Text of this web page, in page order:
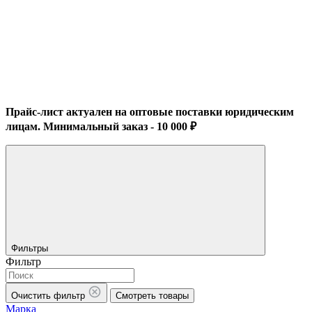
Прайс-лист актуален на оптовые поставки юридическим
лицам. Минимальный заказ - 10 000 ₽
Фильтры
Фильтр
Очистить фильтр Смотреть товары
Марка